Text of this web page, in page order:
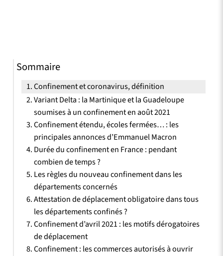
Sommaire
Confinement et coronavirus, définition
Variant Delta : la Martinique et la Guadeloupe
soumises à un confinement en août 2021
Confinement étendu, écoles fermées… : les
principales annonces d’Emmanuel Macron
Durée du confinement en France : pendant
combien de temps ?
Les règles du nouveau confinement dans les
départements concernés
Attestation de déplacement obligatoire dans tous
les départements confinés ?
Confinement d’avril 2021 : les motifs dérogatoires
de déplacement
Confinement : les commerces autorisés à ouvrir